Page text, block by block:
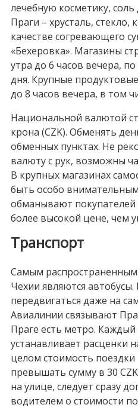
лечебную косметику,
Праги – хрусталь, стекло,
качестве согревающего
«Бехеровка». Магазины
утра до 6 часов вечера,
дня. Крупные
до 8 часов вечера, в том
Национальной валютой
крона (CZK). Обменять
обменных пунктах. Не
валюту с рук, возможны
В крупных магазинах
быть особо
обманывают
более высокой цене, чем
Транспорт
Самым
Чехии являются
передвигаться даже на
Авиалинии связывают
Праге есть метро.
устанавливает расценки
целом стоимость
превышать сумму в 30
на улице, следует сразу
водителем о стоимости